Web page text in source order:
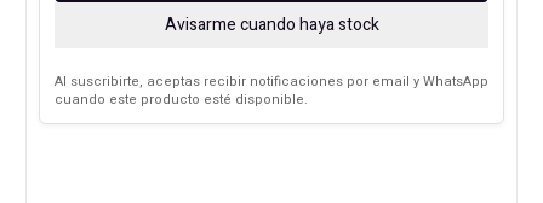
Avisarme cuando haya stock
Al suscribirte, aceptas recibir notificaciones por email y WhatsApp
cuando este producto esté disponible.